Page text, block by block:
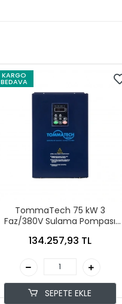
KARGO
BEDAVA
TommaTech 75 kW 3
Faz/380V Sulama Pompası
134.257,93 TL
SEPETE EKLE